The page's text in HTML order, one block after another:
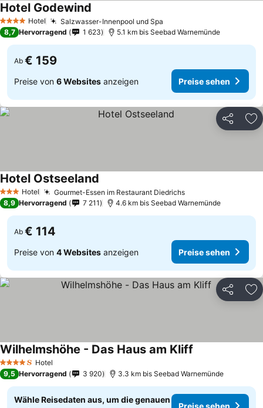
4 Sterne Hotel Salzwasser-Innenpool und Spa
Hotel Godewind
8,7 Hervorragend 1 623 5.1 km bis Seebad Warnemünde
Ab € 159
Preise von 6 Websites anzeigen Preise sehen
Teilen
3 SterneHotel Gourmet-Essen im Restaurant Diedrichs
Hotel Ostseeland
8,9 Hervorragend 7 211 4.6 km bis Seebad Warnemünde
Ab € 114
Preise von 4 Websites anzeigen Preise sehen
Teilen
4 Sterne Hotel
Wilhelmshöhe - Das Haus am Kliff
9,5 Hervorragend 3 920 3.3 km bis Seebad Warnemünde
Wähle Reisedaten aus, um die genauen
Preise sehen